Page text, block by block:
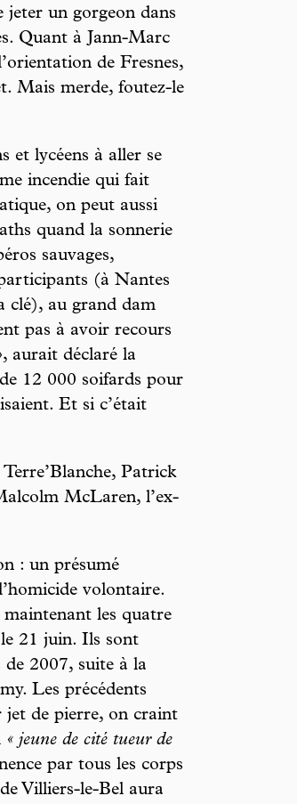
jeter un gorgeon dans
Quant à Jann-Marc
de Fresnes,
Mais merde, foutez-le
et lycéens à aller se
incendie qui fait
on peut aussi
quand la sonnerie
sauvages,
(à Nantes
clé), au grand dam
pas à avoir recours
aurait déclaré la
12 000 soifards pour
Et si c’était
Patrick
McLaren, l’ex-
: un présumé
volontaire.
les quatre
21 juin. Ils sont
de 2007, suite à la
Les précédents
jet de pierre, on craint
« jeune de cité tueur de
par tous les corps
Villiers-le-Bel aura